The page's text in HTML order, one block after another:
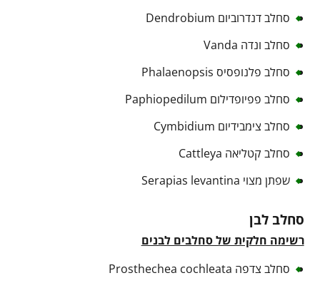
סחלב דנדרוביום Dendrobium
סחלב ונדה Vanda
סחלב פלנופסיס Phalaenopsis
סחלב פפיופדילום Paphiopedilum
סחלב צימבידיום Cymbidium
סחלב קטליאה Cattleya
שפתן מצוי Serapias levantina
סחלב לבן
רשימה חלקית של סחלבים לבנים
סחלב צדפה Prosthechea cochleata